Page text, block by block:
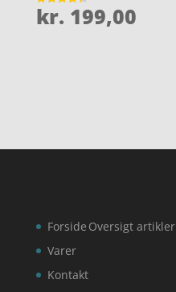
Vurderet
4.3
kr. 199,00
Forside
Varer
Kontakt
Oversigt artikler